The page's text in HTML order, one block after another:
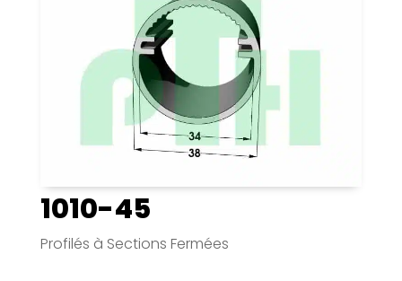
1010-45
Profilés à Sections Fermées